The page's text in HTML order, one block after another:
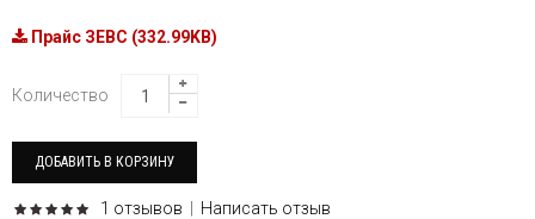
Прайс ЗЕВС (332.99KB)
Количество
1 отзывов Написать отзыв